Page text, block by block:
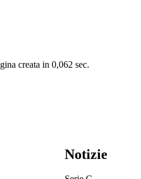
creata in 0,062 sec.
Notizie